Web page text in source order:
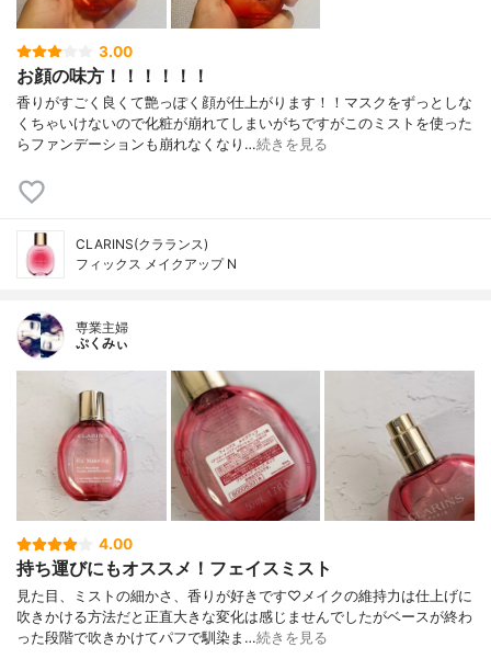
3.00
お顔の味方！！！！！！
香りがすごく良くて艶っぽく顔が仕上がります！！マスクをずっとしな
くちゃいけないので化粧が崩れてしまいがちですがこのミストを使った
らファンデーションも崩れなくなり…続きを見る
CLARINS(クラランス)
フィックス メイクアップ N
専業主婦
ぷくみぃ
4.00
持ち運びにもオススメ！フェイスミスト
見た目、ミストの細かさ、香りが好きです♡メイクの維持力は仕上げに
吹きかける方法だと正直大きな変化は感じませんでしたがベースが終わ
った段階で吹きかけてパフで馴染ま…続きを見る